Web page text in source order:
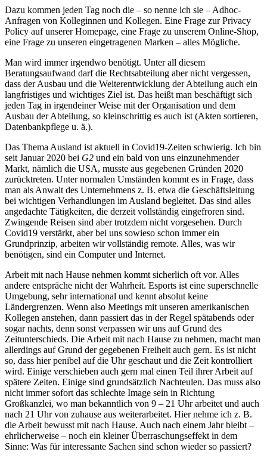
Dazu kommen jeden Tag noch die – so nenne ich sie – Adhoc-
Anfragen von Kolleginnen und Kollegen. Eine Frage zur Privacy
Policy auf unserer Homepage, eine Frage zu unserem Online-Shop,
eine Frage zu unseren eingetragenen Marken – alles Mögliche.
Man wird immer irgendwo benötigt. Unter all diesem
Beratungsaufwand darf die Rechtsabteilung aber nicht vergessen,
dass der Ausbau und die Weiterentwicklung der Abteilung auch ein
langfristiges und wichtiges Ziel ist. Das heißt man beschäftigt sich
jeden Tag in irgendeiner Weise mit der Organisation und dem
Ausbau der Abteilung, so kleinschrittig es auch ist (Akten sortieren,
Datenbankpflege u. ä.).
Das Thema Ausland ist aktuell in Covid19-Zeiten schwierig. Ich bin
seit Januar 2020 bei G2 und ein bald von uns einzunehmender
Markt, nämlich die USA, musste aus gegebenen Gründen 2020
zurücktreten. Unter normalen Umständen kommt es in Frage, dass
man als Anwalt des Unternehmens z. B. etwa die Geschäftsleitung
bei wichtigen Verhandlungen im Ausland begleitet. Das sind alles
angedachte Tätigkeiten, die derzeit vollständig eingefroren sind.
Zwingende Reisen sind aber trotzdem nicht vorgesehen. Durch
Covid19 verstärkt, aber bei uns sowieso schon immer ein
Grundprinzip, arbeiten wir vollständig remote. Alles, was wir
benötigen, sind ein Computer und Internet.
Arbeit mit nach Hause nehmen kommt sicherlich oft vor. Alles
andere entspräche nicht der Wahrheit. Esports ist eine superschnelle
Umgebung, sehr international und kennt absolut keine
Ländergrenzen. Wenn also Meetings mit unseren amerikanischen
Kollegen anstehen, dann passiert das in der Regel spätabends oder
sogar nachts, denn sonst verpassen wir uns auf Grund des
Zeitunterschieds. Die Arbeit mit nach Hause zu nehmen, macht man
allerdings auf Grund der gegebenen Freiheit auch gern. Es ist nicht
so, dass hier penibel auf die Uhr geschaut und die Zeit kontrolliert
wird. Einige verschieben auch gern mal einen Teil ihrer Arbeit auf
spätere Zeiten. Einige sind grundsätzlich Nachteulen. Das muss also
nicht immer sofort das schlechte Image sein in Richtung
Großkanzlei, wo man bekanntlich von 9 – 21 Uhr arbeitet und auch
nach 21 Uhr von zuhause aus weiterarbeitet. Hier nehme ich z. B.
die Arbeit bewusst mit nach Hause. Auch nach einem Jahr bleibt –
ehrlicherweise – noch ein kleiner Überraschungseffekt in dem
Sinne: Was für interessante Sachen sind schon wieder so passiert?